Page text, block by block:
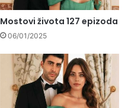
Mostovi života 127 epizoda
06/01/2025